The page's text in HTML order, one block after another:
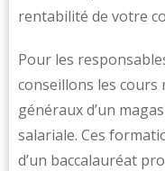
rentabilité de votre
Pour les
conseillons les
généraux d’un
salariale. Ces
d’un baccalauréat